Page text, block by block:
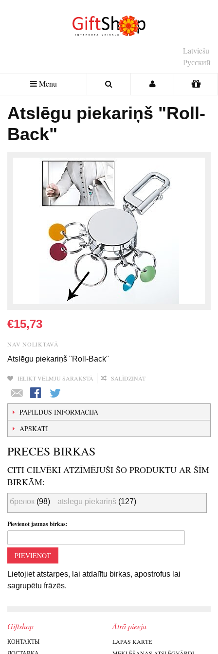
Latviešu
Русский
Menu
Atslēgu piekariņš "Roll-
Back"
€15,73
NAV NOLIKTAVĀ
Atslēgu piekariņš "Roll-Back"
IELIKT VĒLMJU SARAKSTĀ SALĪDZINĀT
PAPILDUS INFORMĀCIJA
APSKATI
PRECES BIRKAS
CITI CILVĒKI ATZĪMĒJUŠI ŠO PRODUKTU AR ŠĪM
BIRKĀM:
брелок (98) atslēgu piekariņš (127)
Pievienot jaunas birkas:
PIEVIENOT
Lietojiet atstarpes, lai atdalītu birkas, apostrofus lai
sagrupētu frāzēs.
Giftshop
КОНТАКТЫ
Ātrā pieeja
LAPAS KARTE